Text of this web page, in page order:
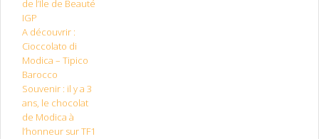
de l’Ile de Beauté
IGP
A découvrir :
Cioccolato di
Modica – Tipico
Barocco
Souvenir : il y a 3
ans, le chocolat
de Modica à
l’honneur sur TF1